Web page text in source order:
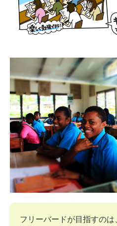
フリーバードが目指すの